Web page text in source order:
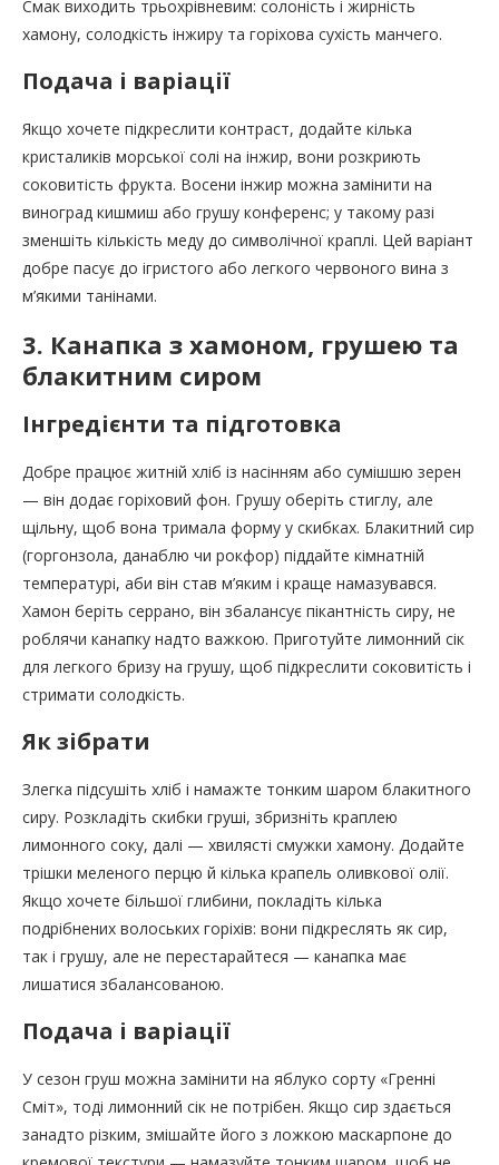
Смак виходить трьохрівневим: солоність і жирність
хамону, солодкість інжиру та горіхова сухість манчего.
Подача і варіації
Якщо хочете підкреслити контраст, додайте кілька
кристаликів морської солі на інжир, вони розкриють
соковитість фрукта. Восени інжир можна замінити на
виноград кишмиш або грушу конференс; у такому разі
зменшіть кількість меду до символічної краплі. Цей варіант
добре пасує до ігристого або легкого червоного вина з
м’якими танінами.
3. Канапка з хамоном, грушею та
блакитним сиром
Інгредієнти та підготовка
Добре працює житній хліб із насінням або сумішшю зерен
— він додає горіховий фон. Грушу оберіть стиглу, але
щільну, щоб вона тримала форму у скибках. Блакитний сир
(горгонзола, данаблю чи рокфор) піддайте кімнатній
температурі, аби він став м’яким і краще намазувався.
Хамон беріть серрано, він збалансує пікантність сиру, не
роблячи канапку надто важкою. Приготуйте лимонний сік
для легкого бризу на грушу, щоб підкреслити соковитість і
стримати солодкість.
Як зібрати
Злегка підсушіть хліб і намажте тонким шаром блакитного
сиру. Розкладіть скибки груші, збризніть краплею
лимонного соку, далі — хвилясті смужки хамону. Додайте
трішки меленого перцю й кілька крапель оливкової олії.
Якщо хочете більшої глибини, покладіть кілька
подрібнених волоських горіхів: вони підкреслять як сир,
так і грушу, але не перестарайтеся — канапка має
лишатися збалансованою.
Подача і варіації
У сезон груш можна замінити на яблуко сорту «Гренні
Сміт», тоді лимонний сік не потрібен. Якщо сир здається
занадто різким, змішайте його з ложкою маскарпоне до